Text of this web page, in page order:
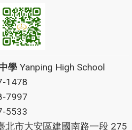
學 Yanping High School
1478
5533
北市大安區建國南路一段 275